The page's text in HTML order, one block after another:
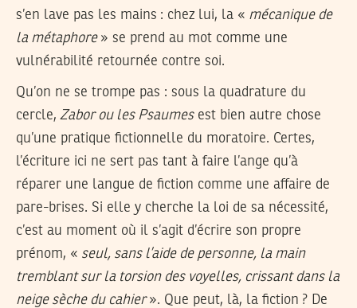
s’en lave pas les mains : chez lui, la « mécanique de
la métaphore» se prend au mot comme une
vulnérabilité retournée contre soi.
Qu’on ne se trompe pas : sous la quadrature du
cercle, Zabor ou les Psaumesest bien autre chose
qu’une pratique fictionnelle du moratoire. Certes,
l’écriture ici ne sert pas tant à faire l’ange qu’à
réparer une langue de fiction comme une affaire de
pare-brises. Si elle y cherche la loi de sa nécessité,
c’est au moment où il s’agit d’écrire son propre
prénom, « seul, sans l’aide de personne, la main
tremblant sur la torsion des voyelles, crissant dans la
neige sèche du cahier». Que peut, là, la fiction ? De